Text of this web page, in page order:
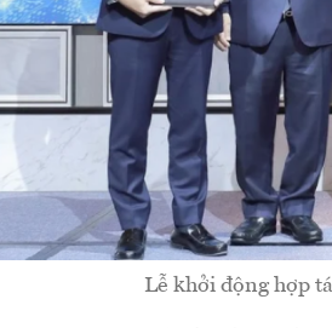
Lễ khởi động hợp